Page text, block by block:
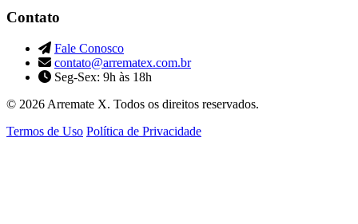
Contato
Fale Conosco
contato@arrematex.com.br
Seg-Sex: 9h às 18h
© 2026 Arremate X. Todos os direitos reservados.
Termos de Uso Política de Privacidade